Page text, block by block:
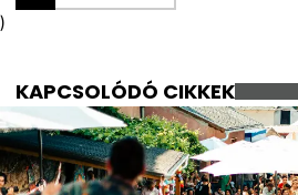
)
KAPCSOLÓDÓ CIKKEK